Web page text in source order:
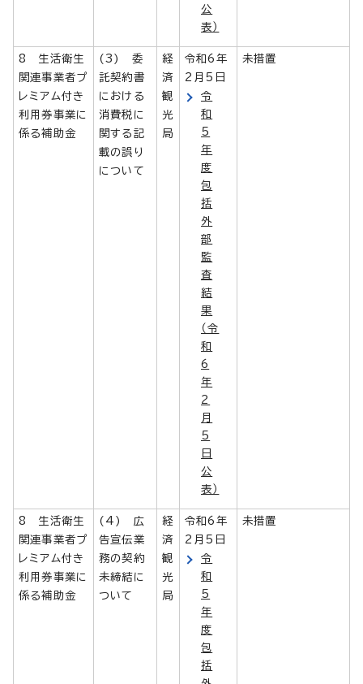
公
表）
8 生活衛生
関連事業者プ
レミアム付き
利用券事業に
係る補助金
(3) 委
託契約書
における
消費税に
関する記
載の誤り
について
経
済
観
光
局
令和6年
2月5日
令
和
5
年
度
包
括
外
部
監
査
結
果
（令
和
6
年
2
月
5
日
公
表）
未措置
8 生活衛生
関連事業者プ
レミアム付き
利用券事業に
係る補助金
(4) 広
告宣伝業
務の契約
未締結に
ついて
経
済
観
光
局
令和6年
2月5日
令
和
5
年
度
包
括
未措置